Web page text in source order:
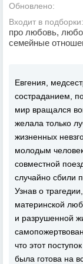
Обновлено:
Входит в подборки:
про любовь,
семейные
Евгения,
состраданием,
мир вращался
желала только
жизненных
молодым
совместной
случайно сбили
Узнав о
материнской
и разрушенной
что этот
была готова на